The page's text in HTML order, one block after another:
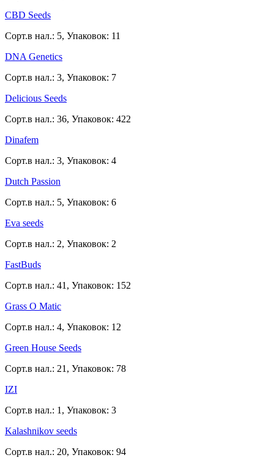
CBD Seeds
Сорт.в нал.: 5, Упаковок: 11
DNA Genetics
Сорт.в нал.: 3, Упаковок: 7
Delicious Seeds
Сорт.в нал.: 36, Упаковок: 422
Dinafem
Сорт.в нал.: 3, Упаковок: 4
Dutch Passion
Сорт.в нал.: 5, Упаковок: 6
Eva seeds
Сорт.в нал.: 2, Упаковок: 2
FastBuds
Сорт.в нал.: 41, Упаковок: 152
Grass O Matic
Сорт.в нал.: 4, Упаковок: 12
Green House Seeds
Сорт.в нал.: 21, Упаковок: 78
IZI
Сорт.в нал.: 1, Упаковок: 3
Kalashnikov seeds
Сорт.в нал.: 20, Упаковок: 94